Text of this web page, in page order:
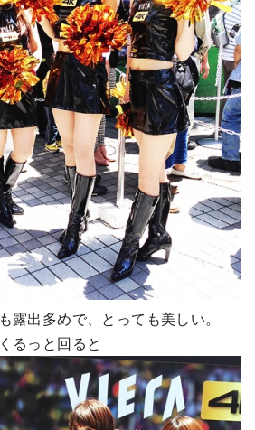
露出多めで、とっても美しい。
るっと回ると